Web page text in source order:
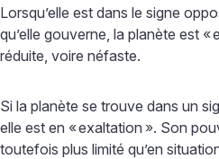
Lorsqu’elle est dans le signe
qu’elle gouverne, la planète est «
réduite, voire néfaste.
Si la planète se trouve dans un
elle est en «exaltation ». Son
toutefois plus limité qu’en